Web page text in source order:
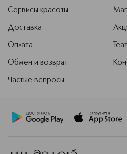
Сервисы красоты
Доставка
Оплата
Обмен и возврат
Частые вопросы